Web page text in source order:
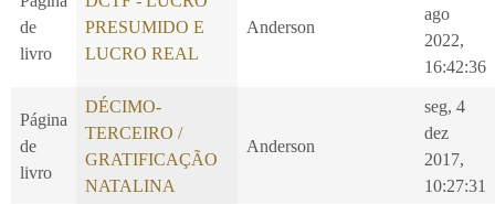
de
livro
PRESUMIDO E
LUCRO REAL
Anderson
ago
2022,
16:42:36
Página
de
livro
DÉCIMO-
TERCEIRO /
GRATIFICAÇÃO
NATALINA
Anderson
seg, 4
dez
2017,
10:27:31